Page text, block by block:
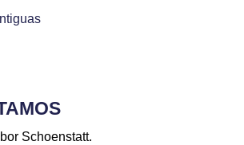
Schoenstatt.